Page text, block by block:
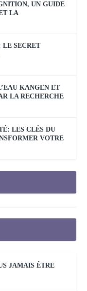
UN GUIDE
LA
LE SECRET
KANGEN ET
LA RECHERCHE
LES CLÉS DU
VOTRE
JAMAIS ÊTRE